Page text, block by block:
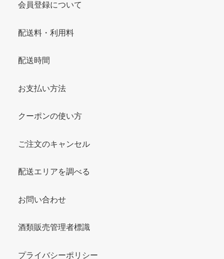
会員登録について
配送料・利用料
配送時間
お支払い方法
クーポンの使い方
ご注文のキャンセル
配送エリアを調べる
お問い合わせ
酒類販売管理者標識
プライバシーポリシー